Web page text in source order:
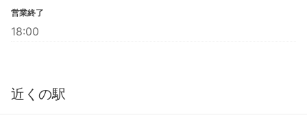
営業終了
18:00
近くの駅